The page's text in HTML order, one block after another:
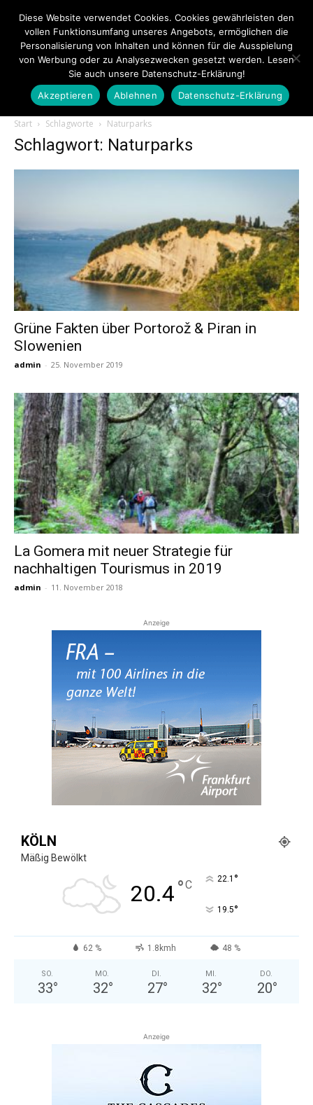
Touristiknews.de
Touristiknews
und
Start Schlagworte Naturparks
Schlagwort: Naturparks
Grüne Fakten über Portorož & Piran in
Slowenien
admin - 25. November 2019
La Gomera mit neuer Strategie für
nachhaltigen Tourismus in 2019
admin - 11. November 2018
Anzeige
KÖLN
Mäßig Bewölkt
20.4°C 22.1 °
19.5°
62 % 1.8kmh 48 %
SO.
33°
MO.
32°
DI.
27°
MI.
32°
DO.
20°
Anzeige
Diese Website verwendet Cookies. Cookies gewährleisten den
vollen Funktionsumfang unseres Angebots, ermöglichen die
Personalisierung von Inhalten und können für die Ausspielung
von Werbung oder zu Analysezwecken gesetzt werden. Lesen
Sie auch unsere Datenschutz-Erklärung!
Akzeptieren
Ablehnen Datenschutz-Erklärung